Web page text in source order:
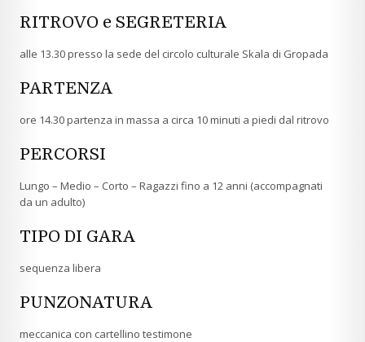
RITROVO e SEGRETERIA
alle 13.30 presso la sede del circolo culturale Skala di Gropada
PARTENZA
ore 14.30 partenza in massa a circa 10 minuti a piedi dal ritrovo
PERCORSI
Lungo – Medio – Corto – Ragazzi fino a 12 anni (accompagnati
da un adulto)
TIPO DI GARA
sequenza libera
PUNZONATURA
meccanica con cartellino testimone